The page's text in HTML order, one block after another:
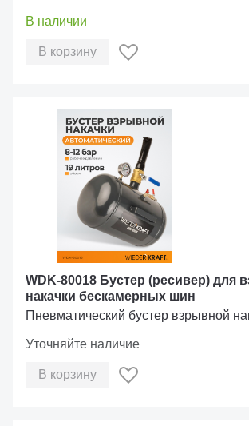
В наличии
В корзину
WDK-80018 Бустер (ресивер) для
накачки бескамерных шин
Пневматический бустер взрывной
Уточняйте наличие
В корзину